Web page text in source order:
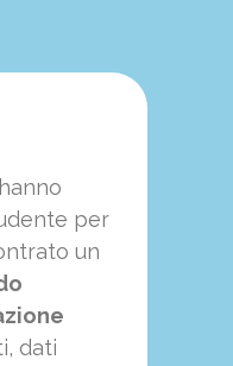
per
un
dati